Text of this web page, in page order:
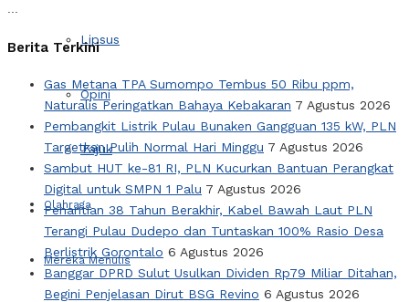
Lipsus
Opini
Tajuk
Olahraga
Mereka Menulis
...
Berita Terkini
Gas Metana TPA Sumompo Tembus 50 Ribu ppm,
Naturalis Peringatkan Bahaya Kebakaran 7 Agustus 2026
Pembangkit Listrik Pulau Bunaken Gangguan 135 kW, PLN
Targetkan Pulih Normal Hari Minggu 7 Agustus 2026
Sambut HUT ke-81 RI, PLN Kucurkan Bantuan Perangkat
Digital untuk SMPN 1 Palu 7 Agustus 2026
Penantian 38 Tahun Berakhir, Kabel Bawah Laut PLN
Terangi Pulau Dudepo dan Tuntaskan 100% Rasio Desa
Berlistrik Gorontalo 6 Agustus 2026
Banggar DPRD Sulut Usulkan Dividen Rp79 Miliar Ditahan,
Begini Penjelasan Dirut BSG Revino 6 Agustus 2026